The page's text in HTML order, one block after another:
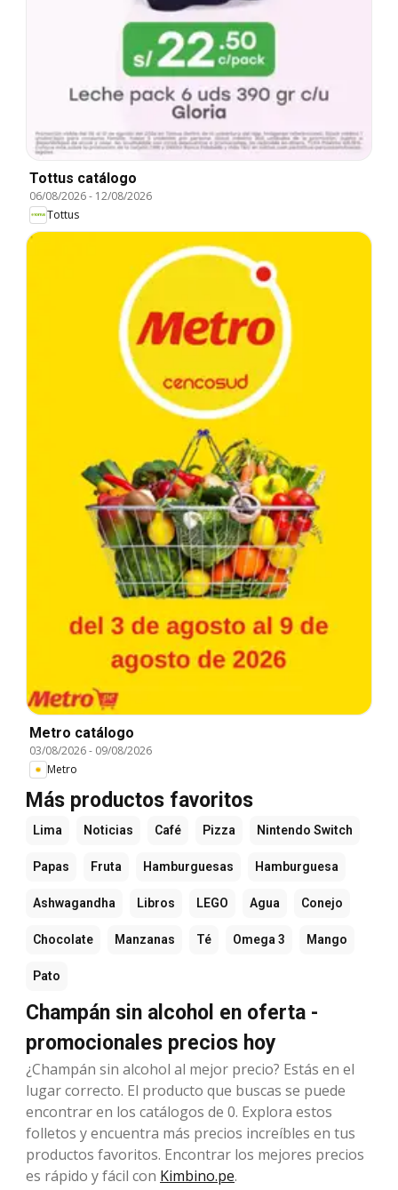
Tottus catálogo
06/08/2026- 12/08/2026
Tottus
Metro catálogo
03/08/2026- 09/08/2026
Metro
Más productos favoritos
Lima Noticias Café Pizza Nintendo Switch
Papas Fruta Hamburguesas Hamburguesa
Ashwagandha Libros LEGO Agua Conejo
Chocolate Manzanas Té Omega 3 Mango
Pato
Champán sin alcohol en oferta -
promocionales precios hoy
¿Champán sin alcohol al mejor precio? Estás en el
lugar correcto. El producto que buscas se puede
encontrar en los catálogos de 0. Explora estos
folletos y encuentra más precios increíbles en tus
productos favoritos. Encontrar los mejores precios
es rápido y fácil con Kimbino.pe.